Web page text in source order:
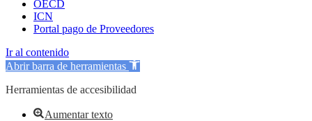
OECD
ICN
Portal pago de Proveedores
Ir al contenido
Abrir barra de herramientas
Herramientas de accesibilidad
Aumentar texto